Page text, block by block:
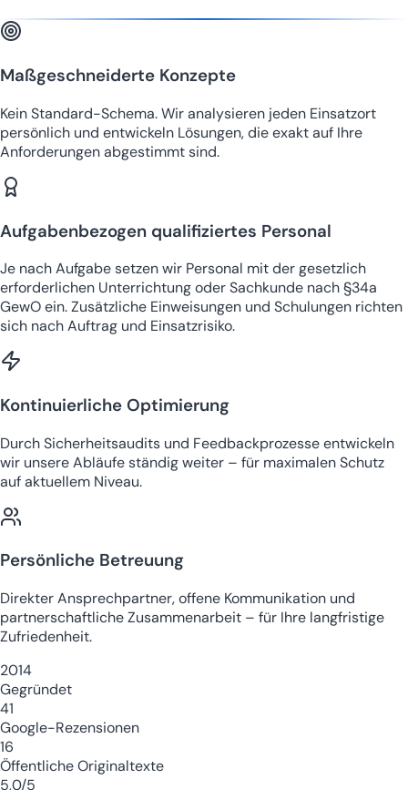
Maßgeschneiderte Konzepte
Kein Standard-Schema. Wir analysieren jeden Einsatzort
persönlich und entwickeln Lösungen, die exakt auf Ihre
Anforderungen abgestimmt sind.
Aufgabenbezogen qualifiziertes Personal
Je nach Aufgabe setzen wir Personal mit der gesetzlich
erforderlichen Unterrichtung oder Sachkunde nach §34a
GewO ein. Zusätzliche Einweisungen und Schulungen richten
sich nach Auftrag und Einsatzrisiko.
Kontinuierliche Optimierung
Durch Sicherheitsaudits und Feedbackprozesse entwickeln
wir unsere Abläufe ständig weiter – für maximalen Schutz
auf aktuellem Niveau.
Persönliche Betreuung
Direkter Ansprechpartner, offene Kommunikation und
partnerschaftliche Zusammenarbeit – für Ihre langfristige
Zufriedenheit.
2014
Gegründet
41
Google-Rezensionen
16
Öffentliche Originaltexte
5,0/5